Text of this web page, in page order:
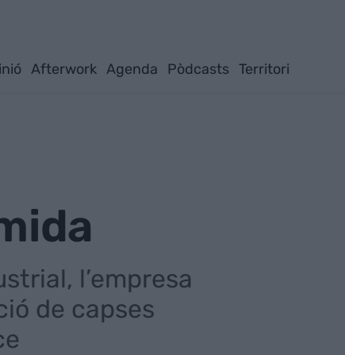
Afterwork Agenda Pòdcasts Territori
l’empresa
de capses